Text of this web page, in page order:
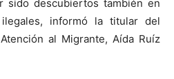
sido descubiertos también en
informó la titular del
al Migrante, Aída Ruíz